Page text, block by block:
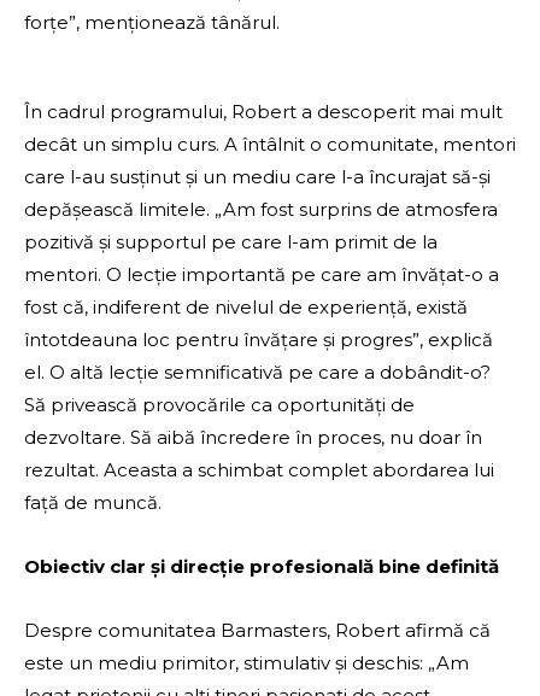
forțe”, menționează tânărul.
În cadrul programului, Robert a descoperit mai mult
decât un simplu curs. A întâlnit o comunitate, mentori
care l-au susținut și un mediu care l-a încurajat să-și
depășească limitele. „Am fost surprins de atmosfera
pozitivă și supportul pe care l-am primit de la
mentori. O lecție importantă pe care am învățat-o a
fost că, indiferent de nivelul de experiență, există
întotdeauna loc pentru învățare și progres”, explică
el. O altă lecție semnificativă pe care a dobândit-o?
Să privească provocările ca oportunități de
dezvoltare. Să aibă încredere în proces, nu doar în
rezultat. Aceasta a schimbat complet abordarea lui
față de muncă.
Obiectiv clar și direcție profesională bine definită
Despre comunitatea Barmasters, Robert afirmă că
este un mediu primitor, stimulativ și deschis: „Am